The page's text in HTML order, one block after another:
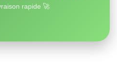
rapide 🚀